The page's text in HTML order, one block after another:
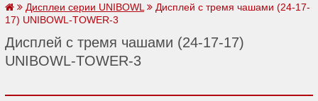
Дисплеи серии UNIBOWL
Дисплей с тремя чашами (24-17-
17) UNIBOWL-TOWER-3
Дисплей с тремя чашами (24-17-17)
UNIBOWL-TOWER-3